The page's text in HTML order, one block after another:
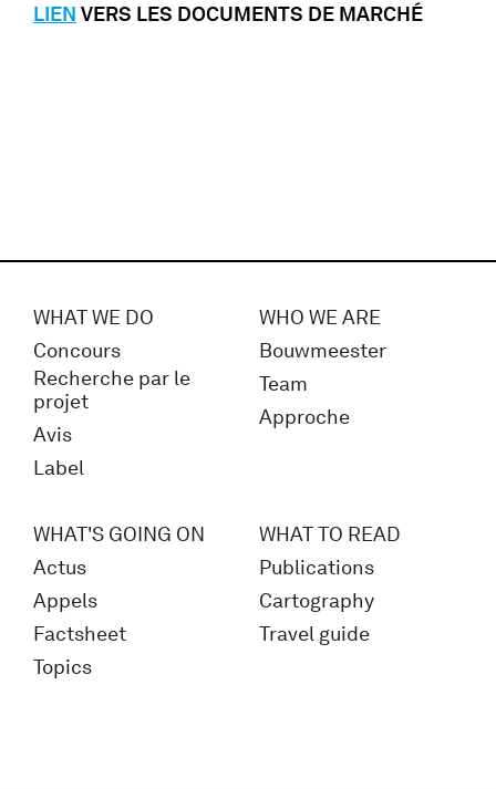
LIEN VERS LES DOCUMENTS DE MARCHÉ
WHAT WE DO
Concours
Recherche par le
projet
Avis
Label
WHO WE ARE
Bouwmeester
Team
Approche
WHAT'S GOING ON
Actus
Appels
Factsheet
Topics
WHAT TO READ
Publications
Cartography
Travel guide